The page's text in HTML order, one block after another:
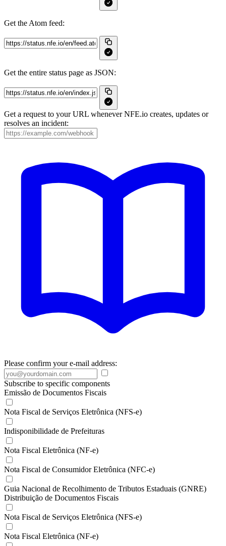
Get the Atom feed:
Get the entire status page as JSON:
Get a request to your URL whenever NFE.io creates, updates or
resolves an incident:
Please confirm your e-mail address:
Subscribe to specific components
Emissão de Documentos Fiscais
Nota Fiscal de Serviços Eletrônica (NFS-e)
Indisponibilidade de Prefeituras
Nota Fiscal Eletrônica (NF-e)
Nota Fiscal de Consumidor Eletrônica (NFC-e)
Guia Nacional de Recolhimento de Tributos Estaduais (GNRE)
Distribuição de Documentos Fiscais
Nota Fiscal de Serviços Eletrônica (NFS-e)
Nota Fiscal Eletrônica (NF-e)